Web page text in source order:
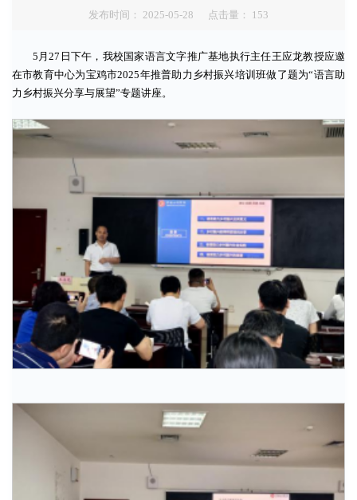
发布时间： 2025-05-28 点击量： 153
5月27日下午，我校国家语言文字推广基地执行主任王应龙教授应邀
在市教育中心为宝鸡市2025年推普助力乡村振兴培训班做了题为“语言助
力乡村振兴分享与展望”专题讲座。